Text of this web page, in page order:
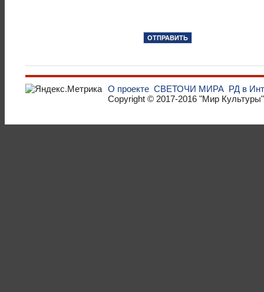
О проекте СВЕТОЧИ МИРА РД в
Copyright © 2017-2016 "Мир Культуры"